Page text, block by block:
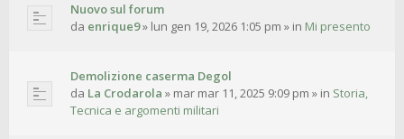
Nuovo sul forum
da enrique9» lun gen 19, 2026 1:05 pm » in Mi presento
Demolizione caserma Degol
da La Crodarola » mar mar 11, 2025 9:09 pm » in Storia,
Tecnica e argomenti militari